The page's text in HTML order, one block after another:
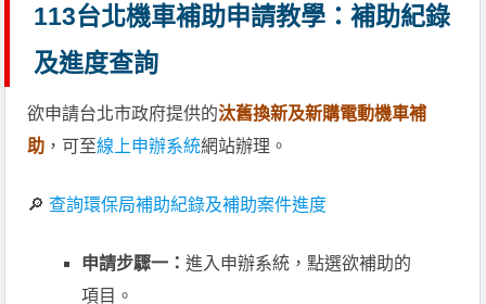
113台北機車補助申請教學：補助紀錄
及進度查詢
欲申請台北市政府提供的汰舊換新及新購電動機車補
助 ，可至線上申辦系統網站辦理。
🔎 查詢環保局補助紀錄及補助案件進度
申請步驟一：進入申辦系統，點選欲補助的
項目。